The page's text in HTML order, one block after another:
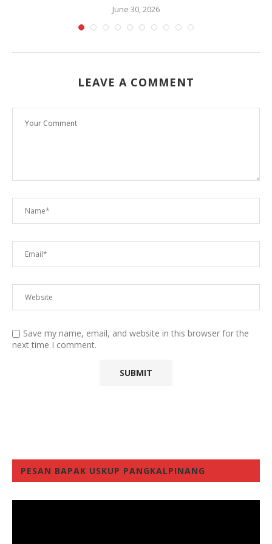
June 30, 2026
LEAVE A COMMENT
Save my name, email, and website in this browser for the
next time I comment.
PESAN BAPAK USKUP PANGKALPINANG